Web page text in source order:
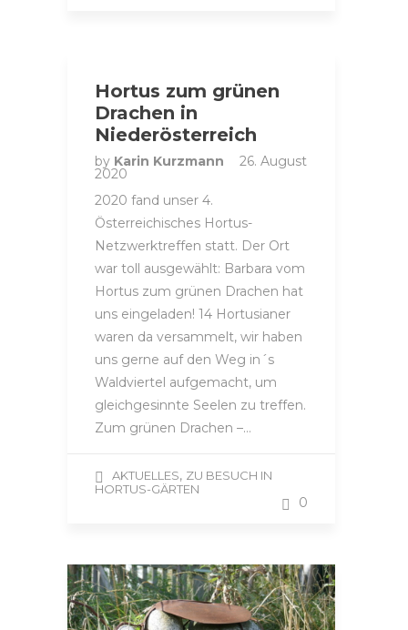
Hortus zum grünen
Drachen in
Niederösterreich
by Karin Kurzmann 26. August
2020
2020 fand unser 4.
Österreichisches Hortus-
Netzwerktreffen statt. Der Ort
war toll ausgewählt: Barbara vom
Hortus zum grünen Drachen hat
uns eingeladen! 14 Hortusianer
waren da versammelt, wir haben
uns gerne auf den Weg in´s
Waldviertel aufgemacht, um
gleichgesinnte Seelen zu treffen.
Zum grünen Drachen –…
AKTUELLES, ZU BESUCH IN
HORTUS-GÄRTEN
0